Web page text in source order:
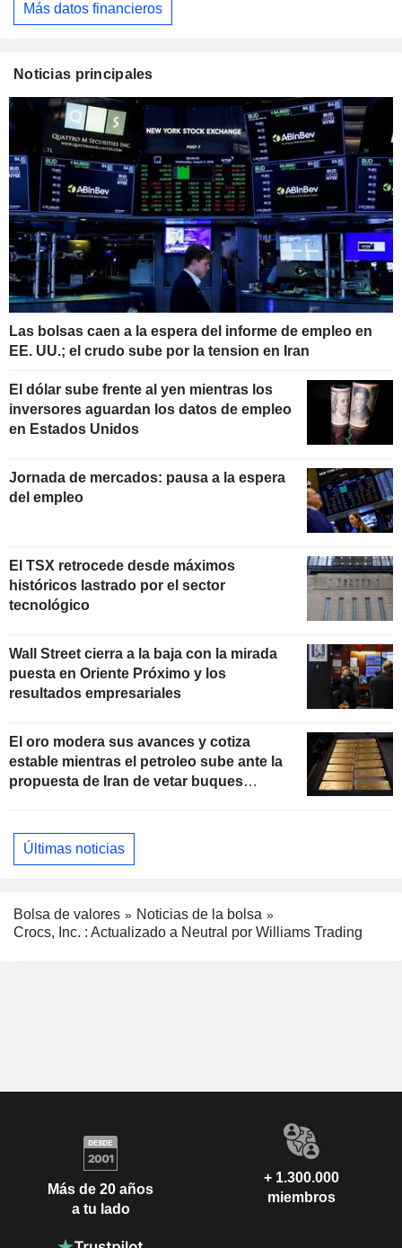
Más datos financieros
Noticias principales
Las bolsas caen a la espera del informe de empleo en
EE. UU.; el crudo sube por la tension en Iran
El dólar sube frente al yen mientras los
inversores aguardan los datos de empleo
en Estados Unidos
Jornada de mercados: pausa a la espera
del empleo
El TSX retrocede desde máximos
históricos lastrado por el sector
tecnológico
Wall Street cierra a la baja con la mirada
puesta en Oriente Próximo y los
resultados empresariales
El oro modera sus avances y cotiza
estable mientras el petroleo sube ante la
propuesta de Iran de vetar buques
Últimas noticias
Bolsa de valores
Noticias de la bolsa
Crocs, Inc. : Actualizado a Neutral por Williams Trading
Más de 20 años
a tu lado
+ 1.300.000
miembros